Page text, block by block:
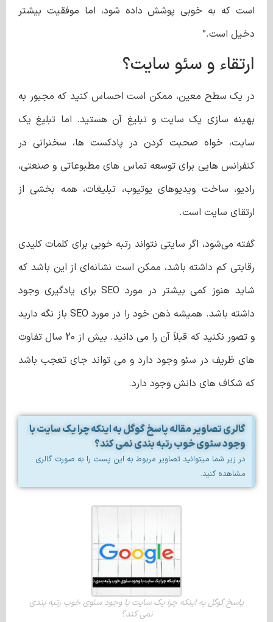
است که به خوبی پوشش داده شود، اما موفقیت بیشتر
دخیل است.”
ارتقاء و سئو سایت؟
در یک سطح معین، ممکن است احساس کنید که مجبور به
بهینه سازی یک سایت و تبلیغ آن هستید. اما تبلیغ یک
سایت، خواه صحبت کردن در پادکست ها، سخنرانی در
کنفرانس هایی برای توسعه تماس های مطبوعاتی و صنعتی،
رادیو، ساخت ویدیوهای یوتیوب، تبلیغات، همه بخشی از
ارتقای سایت است.
گفته می‌شود، اگر سایتی نتواند رتبه خوبی برای کلمات کلیدی
رقابتی کم داشته باشد، ممکن است نشانه‌ای از این باشد که
شاید هنوز کمی بیشتر در مورد SEO برای یادگیری وجود
داشته باشد. همیشه ذهن خود را در مورد SEO باز نگه دارید
و تصور نکنید که قبلاً آن را می دانید. بیش از 20 سال تفاوت
های ظریف در سئو وجود دارد و می تواند جای تعجب باشد
که شکاف های دانش وجود دارد.
گالری تصاویر مقاله پاسخ گوگل به اینکه چرا یک سایت با
وجود سئوی خوب رتبه بندی نمی کند؟
در زیر شما میتوانید تصاویر مربوط به این پست را به صورت گالری
مشاهده کنید.
پاسخ گوگل به اینکه چرا یک سایت با وجود سئوی خوب رتبه بندی
نمی کند؟